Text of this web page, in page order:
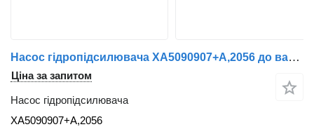
Насос гідропідсилювача XA5090907+A,2056 до вантажівки Renault Midlum | 00
Ціна за запитом
Насос гідропідсилювача
XA5090907+A,2056